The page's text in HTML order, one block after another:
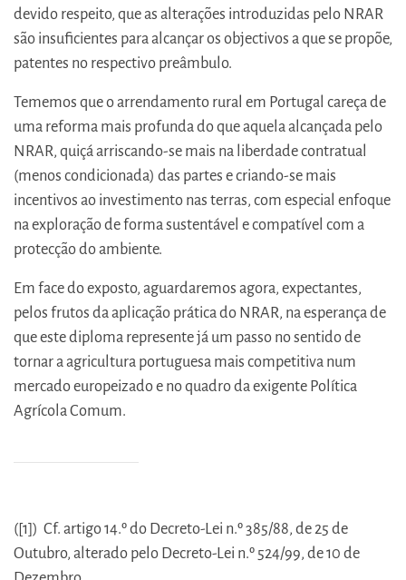
devido respeito, que as alterações introduzidas pelo NRAR
são insuficientes para alcançar os objectivos a que se propõe,
patentes no respectivo preâmbulo.
Tememos que o arrendamento rural em Portugal careça de
uma reforma mais profunda do que aquela alcançada pelo
NRAR, quiçá arriscando-se mais na liberdade contratual
(menos condicionada) das partes e criando-se mais
incentivos ao investimento nas terras, com especial enfoque
na exploração de forma sustentável e compatível com a
protecção do ambiente.
Em face do exposto, aguardaremos agora, expectantes,
pelos frutos da aplicação prática do NRAR, na esperança de
que este diploma represente já um passo no sentido de
tornar a agricultura portuguesa mais competitiva num
mercado europeizado e no quadro da exigente Política
Agrícola Comum.
([1]) Cf. artigo 14.º do Decreto-Lei n.º 385/88, de 25 de
Outubro, alterado pelo Decreto-Lei n.º 524/99, de 10 de